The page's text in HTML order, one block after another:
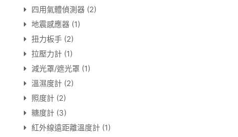
四用氣體偵測器 (2)
地震感應器 (1)
扭力板手 (2)
拉壓力計 (1)
減光罩/遮光罩 (1)
溫濕度計 (2)
照度計 (2)
糖度計 (3)
紅外線遠距離溫度計 (1)